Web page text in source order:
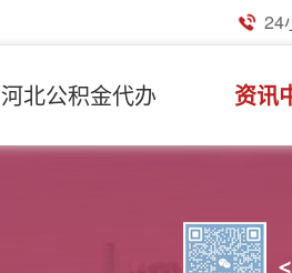
24
河北公积金代办 资讯